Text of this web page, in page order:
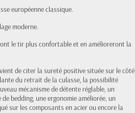
européenne classique.
moderne.
le tir plus confortable et en amélioreront la
de citer la sureté positive située sur le côté
du retrait de la culasse, la possibilité
mécanisme de détente réglable, un
bedding, une ergonomie améliorée, un
sur les composants en acier ou encore la